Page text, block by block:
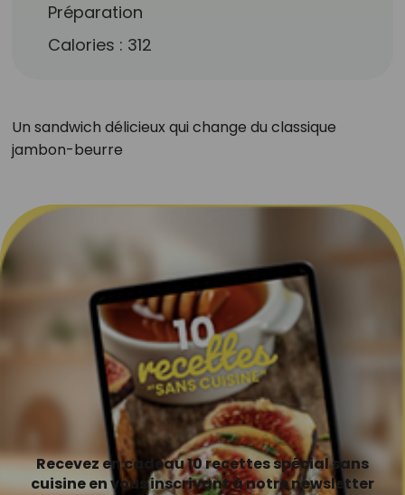
Préparation
Calories : 312
Un sandwich délicieux qui change du classique
jambon-beurre
Recevez en cadeau 10 recettes spécial sans
cuisine en vous inscrivant à notre newsletter